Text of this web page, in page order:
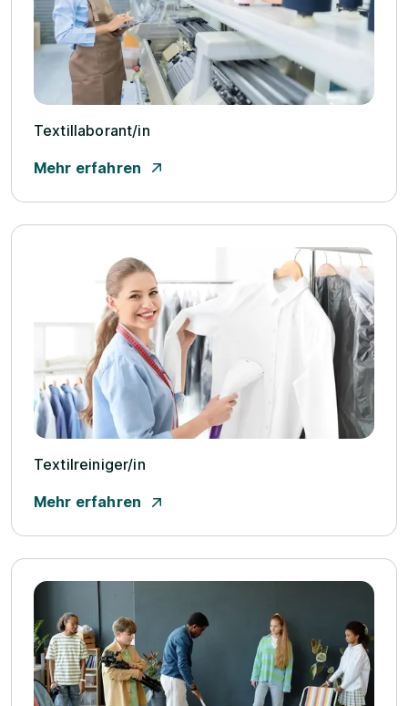
Textillaborant/­in
Mehr erfahren
Textilreiniger/­in
Mehr erfahren